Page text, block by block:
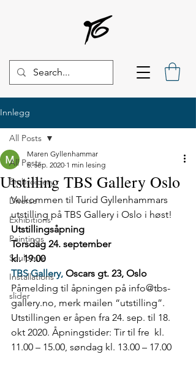
Innlegg
All Posts
Embroidery
Diverse
Exhibitions
Paintings
Sculpture
Installations
slider
All Posts
Utstilling TBS Gallery Oslo
Maren Gyllenhammar
6. sep. 2020 1 min lesing
Velkommen til Turid Gyllenhammars
utstilling på TBS Gallery i Oslo i høst!
Utstillingsåpning
Torsdag 24. september
kl. 19:00
TBS Gallery, Oscars gt. 23, Oslo
Påmelding til åpningen på info@tbs-
gallery.no, merk mailen “utstilling”.
Utstillingen er åpen fra 24. sep. til 18.
okt 2020. Åpningstider: Tir til fre  kl.
11.00 – 15.00, søndag kl. 13.00 – 17.00